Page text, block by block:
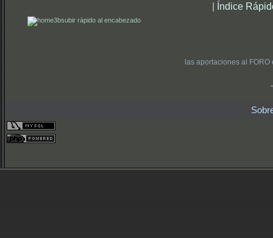
| Índice
subir rápido al encabezado
las aportaciones al